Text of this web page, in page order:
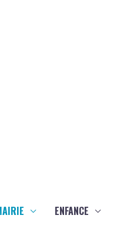
ENFANCE